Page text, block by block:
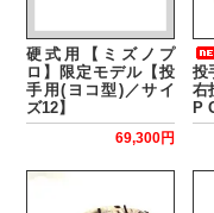
硬式用【ミズノプ
ロ】限定モデル【投
手用(ヨコ型)／サイ
ズ12】
69,300円
投
右
P